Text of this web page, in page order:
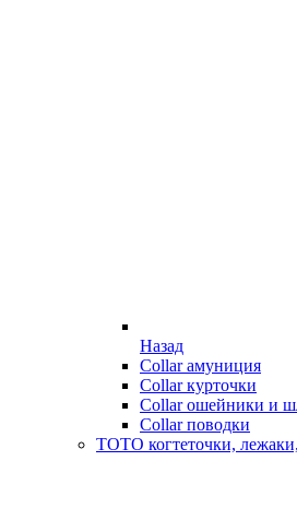
Назад
Collar амуниция
Collar курточки
Collar ошейники и
Collar поводки
ТОТО когтеточки,